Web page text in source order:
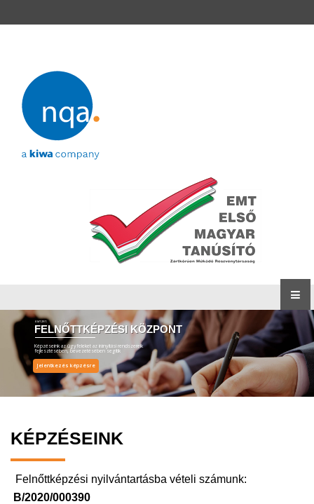
EMT ZRT.
Képzéseink az ügyfeleket az irányítási rendszereik
fejlesztésében, bevezetésében segítik
FELNŐTTKÉPZÉSI KÖZPONT
Jelentkezés képzésre
KÉPZÉSEINK
Felnőttképzési nyilvántartásba vételi számunk:
B/2020/000390